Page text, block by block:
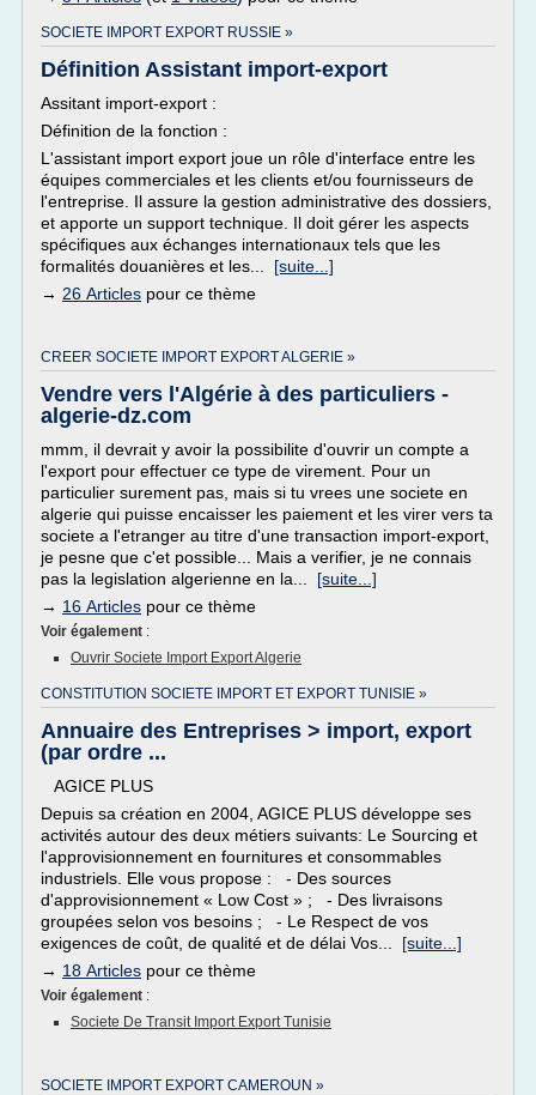
SOCIETE IMPORT EXPORT RUSSIE »
Définition Assistant import-export
Assitant import-export :
Définition de la fonction :
L'assistant import export joue un rôle d'interface entre les
équipes commerciales et les clients et/ou fournisseurs de
l'entreprise. Il assure la gestion administrative des dossiers,
et apporte un support technique. Il doit gérer les aspects
spécifiques aux échanges internationaux tels que les
formalités douanières et les... [suite...]
→ 26 Articles pour ce thème
CREER SOCIETE IMPORT EXPORT ALGERIE »
Vendre vers l'Algérie à des particuliers -
algerie-dz.com
mmm, il devrait y avoir la possibilite d'ouvrir un compte a
l'export pour effectuer ce type de virement. Pour un
particulier surement pas, mais si tu vrees une societe en
algerie qui puisse encaisser les paiement et les virer vers ta
societe a l'etranger au titre d'une transaction import-export,
je pesne que c'et possible... Mais a verifier, je ne connais
pas la legislation algerienne en la... [suite...]
→ 16 Articles pour ce thème
Voir également :
Ouvrir Societe Import Export Algerie
CONSTITUTION SOCIETE IMPORT ET EXPORT TUNISIE »
Annuaire des Entreprises > import, export
(par ordre ...
AGICE PLUS
Depuis sa création en 2004, AGICE PLUS développe ses
activités autour des deux métiers suivants: Le Sourcing et
l'approvisionnement en fournitures et consommables
industriels. Elle vous propose : - Des sources
d'approvisionnement « Low Cost » ; - Des livraisons
groupées selon vos besoins ; - Le Respect de vos
exigences de coût, de qualité et de délai Vos... [suite...]
→ 18 Articles pour ce thème
Voir également :
Societe De Transit Import Export Tunisie
SOCIETE IMPORT EXPORT CAMEROUN »